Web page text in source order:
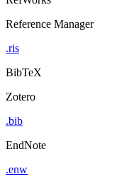
Reference Manager
.ris
BibTeX
Zotero
.bib
EndNote
.enw